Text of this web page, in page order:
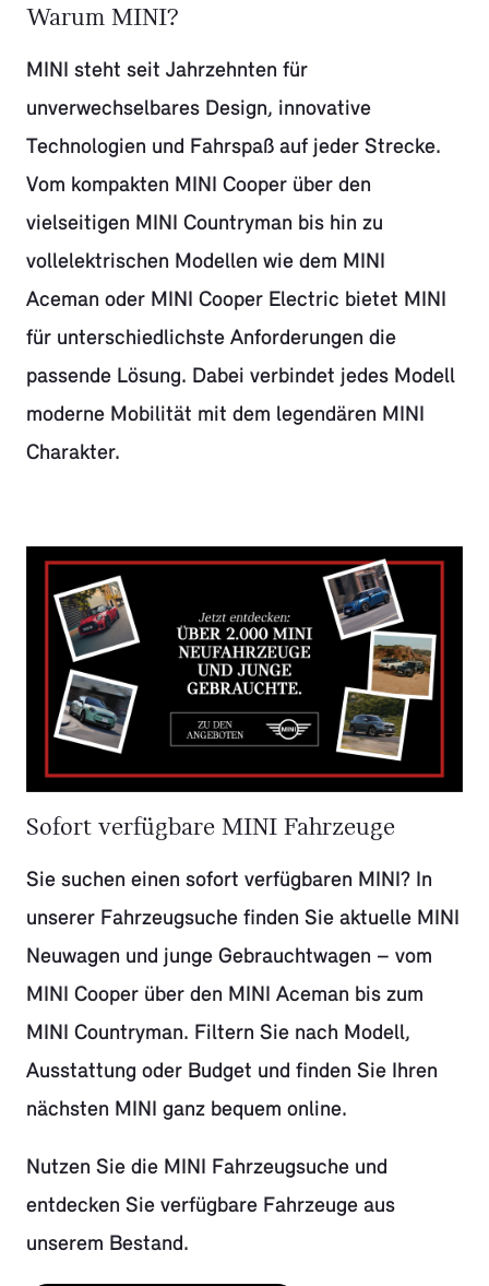
Warum MINI?
MINI steht seit Jahrzehnten für
unverwechselbares Design, innovative
Technologien und Fahrspaß auf jeder Strecke.
Vom kompakten MINI Cooper über den
vielseitigen MINI Countryman bis hin zu
vollelektrischen Modellen wie dem MINI
Aceman oder MINI Cooper Electric bietet MINI
für unterschiedlichste Anforderungen die
passende Lösung. Dabei verbindet jedes Modell
moderne Mobilität mit dem legendären MINI
Charakter.
Sofort verfügbare MINI Fahrzeuge
Sie suchen einen sofort verfügbaren MINI? In
unserer Fahrzeugsuche finden Sie aktuelle MINI
Neuwagen und junge Gebrauchtwagen – vom
MINI Cooper über den MINI Aceman bis zum
MINI Countryman. Filtern Sie nach Modell,
Ausstattung oder Budget und finden Sie Ihren
nächsten MINI ganz bequem online.
Nutzen Sie die MINI Fahrzeugsuche und
entdecken Sie verfügbare Fahrzeuge aus
unserem Bestand.